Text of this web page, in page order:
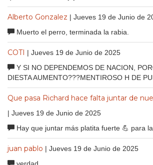
Alberto Gonzalez | Jueves 19 de Junio de
Muerto el perro, terminada la rabia.
COTI | Jueves 19 de Junio de 2025
Y SI NO DEPENDEMOS DE NACION,
DIESTA AUMENTO???MENTIROSO H DE
Que pasa Richard hace falta juntar de
| Jueves 19 de Junio de 2025
Hay que juntar más platita fuerte 💪 para
juan pablo | Jueves 19 de Junio de 2025